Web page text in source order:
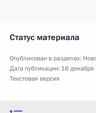
Статус материала
Опубликован в разделах:
Дата публикации: 16
Текстовая версия